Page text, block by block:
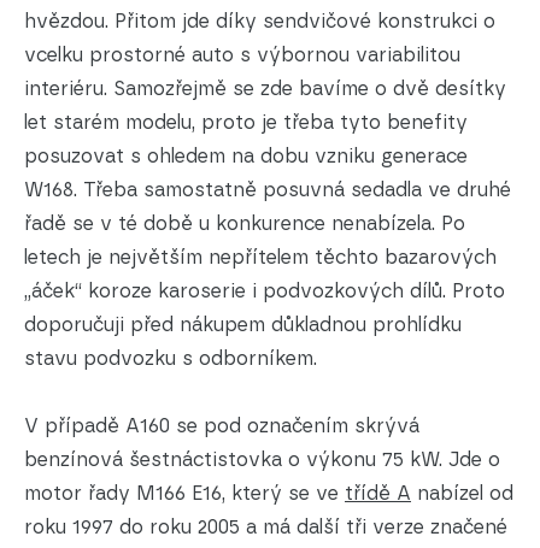
hvězdou. Přitom jde díky sendvičové konstrukci o
vcelku prostorné auto s výbornou variabilitou
interiéru. Samozřejmě se zde bavíme o dvě desítky
let starém modelu, proto je třeba tyto benefity
posuzovat s ohledem na dobu vzniku generace
W168. Třeba samostatně posuvná sedadla ve druhé
řadě se v té době u konkurence nenabízela. Po
letech je největším nepřítelem těchto bazarových
„áček“ koroze karoserie i podvozkových dílů. Proto
doporučuji před nákupem důkladnou prohlídku
stavu podvozku s odborníkem.
V případě A160 se pod označením skrývá
benzínová šestnáctistovka o výkonu 75 kW. Jde o
motor řady M166 E16, který se ve třídě A nabízel od
roku 1997 do roku 2005 a má další tři verze značené